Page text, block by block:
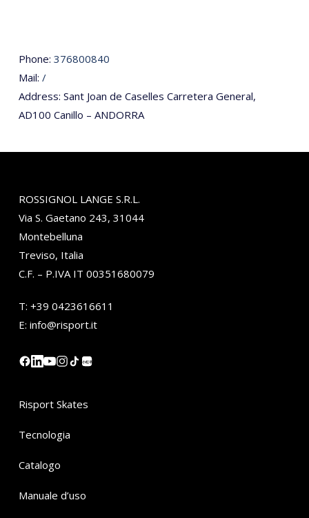
Phone: 376800840
Mail: /
Address: Sant Joan de Caselles Carretera General,
AD100 Canillo – ANDORRA
ROSSIGNOL LANGE S.R.L.
Via S. Gaetano 243, 31044
Montebelluna
Treviso, Italia
C.F. – P.IVA IT 00351680079
T: +39 0423616611
E: info@risport.it
小红书
Risport Skates
Tecnologia
Catalogo
Manuale d’uso